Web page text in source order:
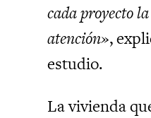
cada proyecto
atención»,
estudio.
La vivienda